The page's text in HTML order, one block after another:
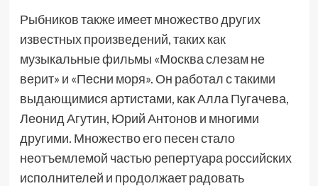
Рыбников также имеет множество других
известных произведений, таких как
музыкальные фильмы «Москва слезам не
верит» и «Песни моря». Он работал с такими
выдающимися артистами, как Алла Пугачева,
Леонид Агутин, Юрий Антонов и многими
другими. Множество его песен стало
неотъемлемой частью репертуара российских
исполнителей и продолжает радовать